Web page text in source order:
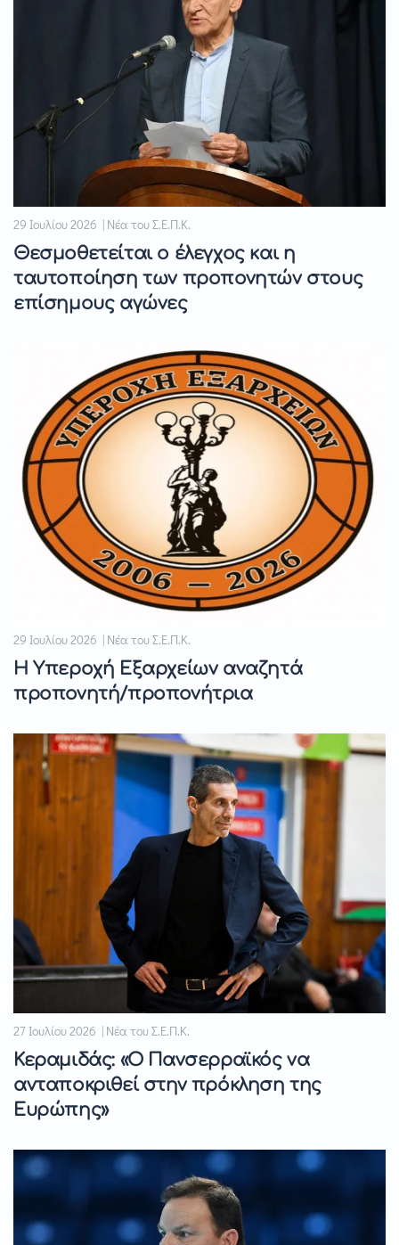
29 Ιουλίου 2026 | Νέα του Σ.Ε.Π.Κ.
Θεσμοθετείται ο έλεγχος και η
ταυτοποίηση των προπονητών στους
επίσημους αγώνες
29 Ιουλίου 2026 | Νέα του Σ.Ε.Π.Κ.
Η Υπεροχή Εξαρχείων αναζητά
προπονητή/προπονήτρια
27 Ιουλίου 2026 | Νέα του Σ.Ε.Π.Κ.
Κεραμιδάς: «Ο Πανσερραϊκός να
ανταποκριθεί στην πρόκληση της
Ευρώπης»